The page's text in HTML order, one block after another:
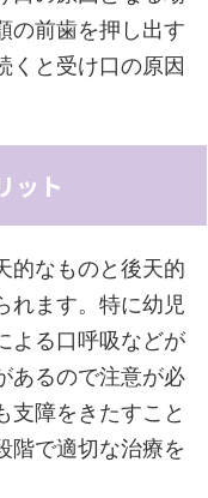
の前歯を押し出す
くと受け口の原因
ット
的なものと後天的
れます。特に幼児
よる口呼吸などが
あるので注意が必
支障をきたすこと
階で適切な治療を